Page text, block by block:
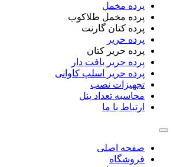
پرده مخمل
پرده مخمل طلاکوب
پرده کتان گارنت
پرده حریر
پرده حریر کتان
پرده حریر بافت دار
پرده حریر اسلپ کاوانی
تجهیزات نصب
محاسبه تعداد پنل
ارتباط با ما
صفحه اصلی
فروشگاه